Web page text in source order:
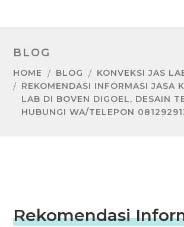
BLOG
HOME BLOG
KONVEKSI JAS
REKOMENDASI INFORMASI JASA
LAB DI BOVEN DIGOEL, DESAIN
HUBUNGI WA/TELEPON
Rekomendasi